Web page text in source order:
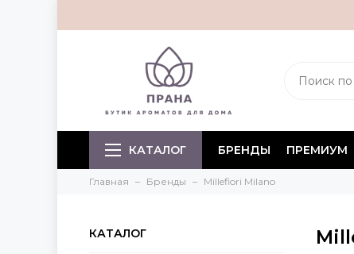
КАТАЛОГ БРЕНДЫ ПРЕМИУМ
Главная Бренды Millefiori Milano
КАТАЛОГ